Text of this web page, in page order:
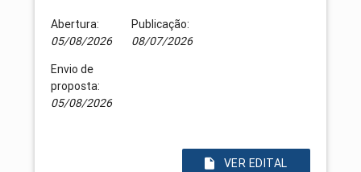
Abertura:
05/08/2026
Envio de
proposta:
05/08/2026
Publicação:
08/07/2026
VER EDITAL